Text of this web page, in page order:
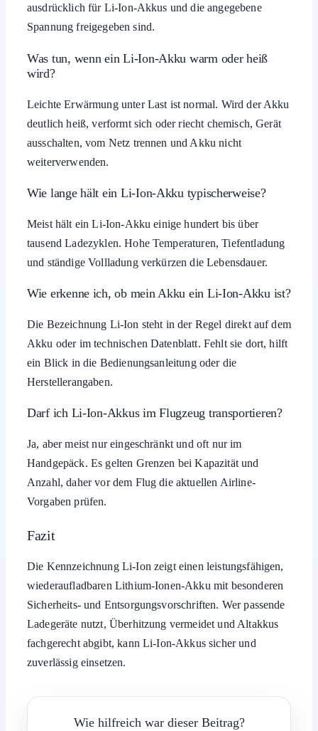
ausdrücklich für Li-Ion-Akkus und die angegebene
Spannung freigegeben sind.
Was tun, wenn ein Li-Ion-Akku warm oder heiß
wird?
Leichte Erwärmung unter Last ist normal. Wird der Akku
deutlich heiß, verformt sich oder riecht chemisch, Gerät
ausschalten, vom Netz trennen und Akku nicht
weiterverwenden.
Wie lange hält ein Li-Ion-Akku typischerweise?
Meist hält ein Li-Ion-Akku einige hundert bis über
tausend Ladezyklen. Hohe Temperaturen, Tiefentladung
und ständige Vollladung verkürzen die Lebensdauer.
Wie erkenne ich, ob mein Akku ein Li-Ion-Akku ist?
Die Bezeichnung Li-Ion steht in der Regel direkt auf dem
Akku oder im technischen Datenblatt. Fehlt sie dort, hilft
ein Blick in die Bedienungsanleitung oder die
Herstellerangaben.
Darf ich Li-Ion-Akkus im Flugzeug transportieren?
Ja, aber meist nur eingeschränkt und oft nur im
Handgepäck. Es gelten Grenzen bei Kapazität und
Anzahl, daher vor dem Flug die aktuellen Airline-
Vorgaben prüfen.
Fazit
Die Kennzeichnung Li-Ion zeigt einen leistungsfähigen,
wiederaufladbaren Lithium-Ionen-Akku mit besonderen
Sicherheits- und Entsorgungsvorschriften. Wer passende
Ladegeräte nutzt, Überhitzung vermeidet und Altakkus
fachgerecht abgibt, kann Li-Ion-Akkus sicher und
zuverlässig einsetzen.
Wie hilfreich war dieser Beitrag?